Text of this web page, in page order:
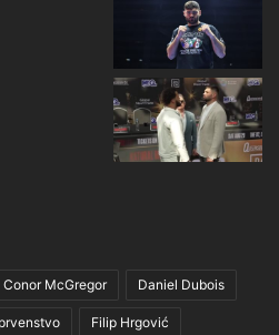
Conor McGregor Daniel Dubois
Filip Hrgović